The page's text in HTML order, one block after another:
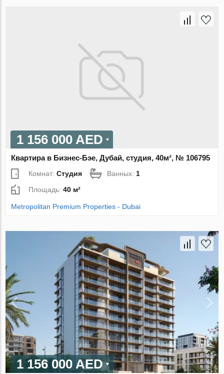
1 156 000 AED
Квартира в Бизнес-Бэе, Дубай, студия, 40м², № 106795
Комнат:Студия Ванных: 1
Площадь:40 м²
Metropolitan Premium Properties - Dubai
1 156 000 AED